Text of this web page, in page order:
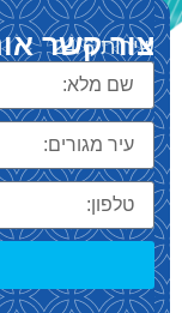
שירות 24/6
צור קשר